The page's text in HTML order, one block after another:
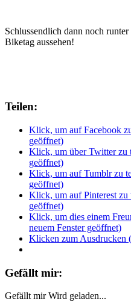
Schlussendlich dann noch
Biketag aussehen!
Teilen:
Klick, um auf Facebook
geöffnet)
Klick, um über Twitter zu
geöffnet)
Klick, um auf Tumblr zu
geöffnet)
Klick, um auf Pinterest zu
geöffnet)
Klick, um dies einem
neuem Fenster geöffnet)
Klicken zum Ausdrucken
Gefällt mir:
Gefällt mir Wird geladen...